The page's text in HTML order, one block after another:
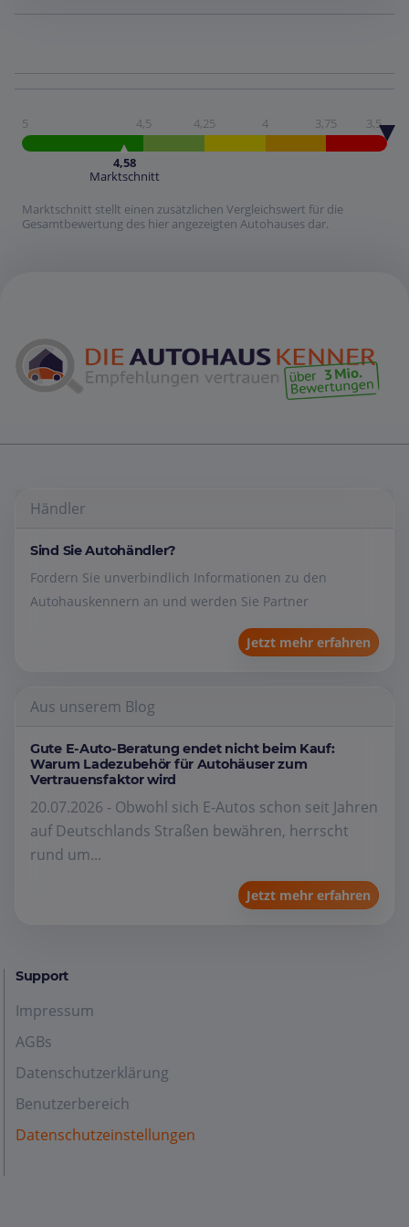
5 4,5 4,25 4 3,75 3,5
4,58
Marktschnitt
Marktschnitt stellt einen zusätzlichen Vergleichswert für die
Gesamtbewertung des hier angezeigten Autohauses dar.
Händler
Sind Sie Autohändler?
Fordern Sie unverbindlich Informationen zu den
Autohauskennern an und werden Sie Partner
Jetzt mehr erfahren
Aus unserem Blog
Gute E-Auto-Beratung endet nicht beim Kauf:
Warum Ladezubehör für Autohäuser zum
Vertrauensfaktor wird
20.07.2026 - Obwohl sich E-Autos schon seit Jahren
auf Deutschlands Straßen bewähren, herrscht
rund um...
Jetzt mehr erfahren
Support
Impressum
AGBs
Datenschutzerklärung
Benutzerbereich
Datenschutzeinstellungen